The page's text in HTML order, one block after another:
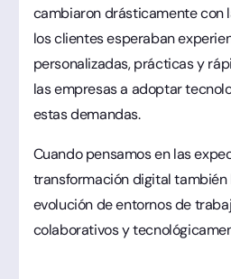
cambiaron drásticamente con
los clientes esperaban
personalizadas, prácticas y
las empresas a adoptar
estas demandas.
Cuando pensamos en las
transformación digital también
evolución de entornos de
colaborativos y